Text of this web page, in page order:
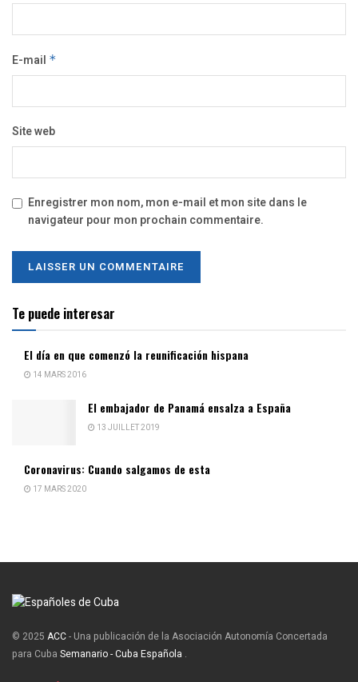
E-mail *
Site web
Enregistrer mon nom, mon e-mail et mon site dans le
navigateur pour mon prochain commentaire.
Te puede interesar
El día en que comenzó la reunificación hispana
14 MARS 2016
El embajador de Panamá ensalza a España
13 JUILLET 2019
Coronavirus: Cuando salgamos de esta
17 MARS 2020
© 2025 ACC- Una publicación de la Asociación Autonomía Concertada
para Cuba Semanario - Cuba Española .